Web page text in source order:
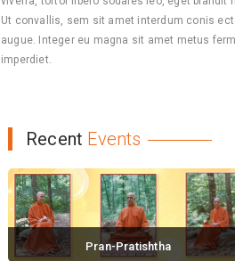
Ut convallis, sem sit amet interdum conis
augue. Integer eu magna sit amet metus
imperdiet.
Recent Events
Pran-Pratishtha